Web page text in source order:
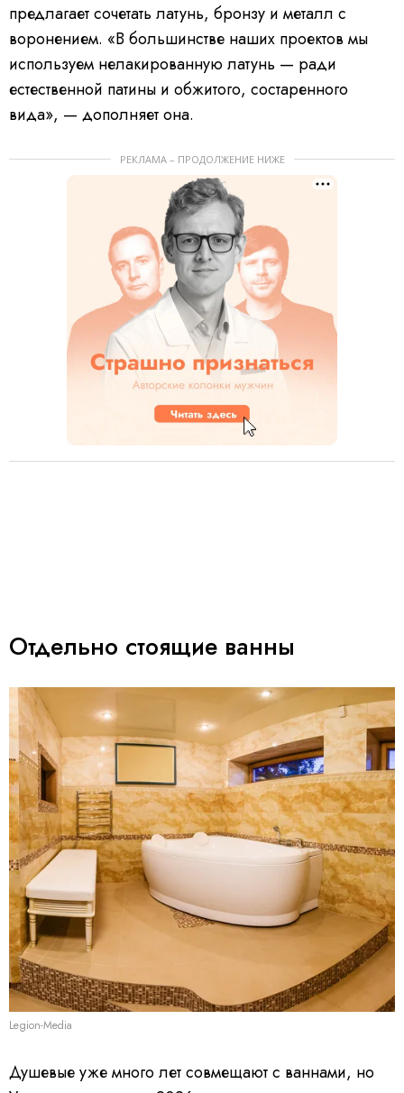
предлагает сочетать латунь, бронзу и металл с
воронением. «В большинстве наших проектов мы
используем нелакированную латунь — ради
естественной патины и обжитого, состаренного
вида», — дополняет она.
РЕКЛАМА – ПРОДОЛЖЕНИЕ НИЖЕ
Отдельно стоящие ванны
Legion-Media
Душевые уже много лет совмещают с ваннами, но